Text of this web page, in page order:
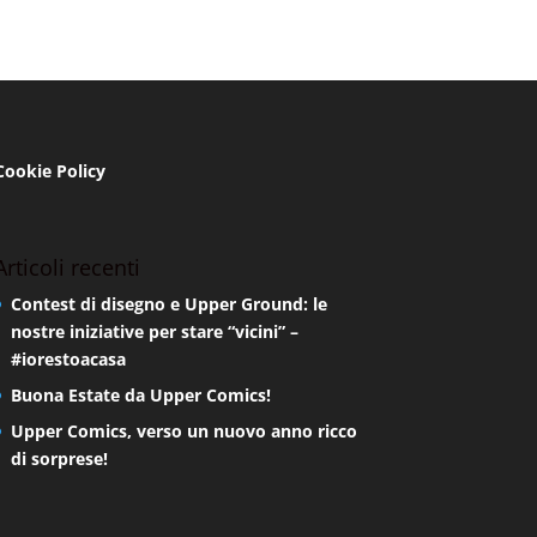
Policy
recenti
Contest di disegno e Upper Ground: le
nostre iniziative per stare “vicini” –
#iorestoacasa
Buona Estate da Upper Comics!
Upper Comics, verso un nuovo anno ricco
di sorprese!